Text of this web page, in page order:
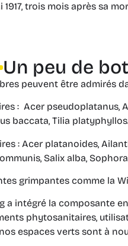
1917, trois mois après sa
Un peu de
peuvent être admirés
: Acer pseudoplatanus,
baccata, Tilia
: Acer platanoides,
Salix alba,
grimpantes comme la
a intégré la composante
phytosanitaires,
espaces verts sont à